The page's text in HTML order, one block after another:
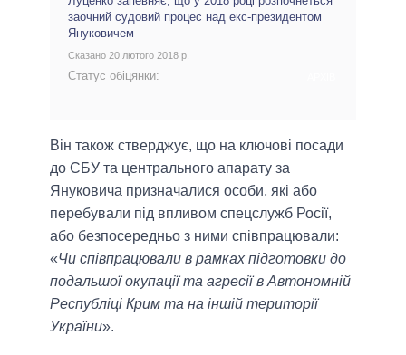
заочний судовий процес над екс-президентом
Януковичем
Сказано 20 лютого 2018 р.
Статус обіцянки:
Він також стверджує, що на ключові посади
до СБУ та центрального апарату за
Януковича призначалися особи, які або
перебували під впливом спецслужб Росії,
або безпосередньо з ними співпрацювали:
«Чи співпрацювали в рамках підготовки до
подальшої окупації та агресії в Автономній
Республіці Крим та на іншій території
України».